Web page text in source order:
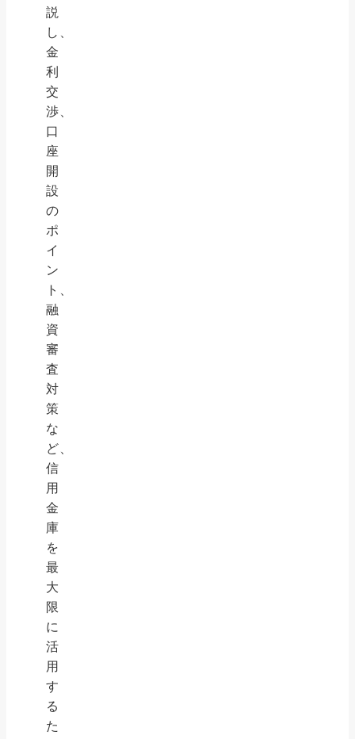
説
し、
金
利
交
渉、
口
座
開
設
の
ポ
イ
ン
ト、
融
資
審
査
対
策
な
ど、
信
用
金
庫
を
最
大
限
に
活
用
す
る
た